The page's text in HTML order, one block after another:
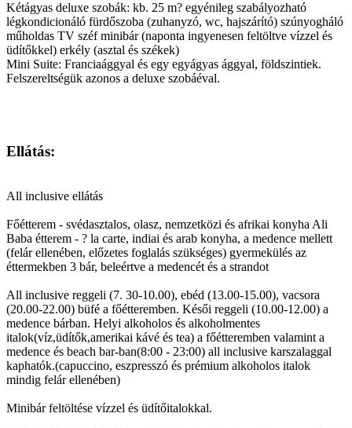
Kétágyas deluxe szobák: kb. 25 m? egyénileg szabályozható
légkondicionáló fürdőszoba (zuhanyzó, wc, hajszárító) szúnyogháló
műholdas TV széf minibár (naponta ingyenesen feltöltve vízzel és
üdítőkkel) erkély (asztal és székek)
Mini Suite: Franciaággyal és egy egyágyas ággyal, földszintiek.
Felszereltségük azonos a deluxe szobáéval.
Ellátás:
All inclusive ellátás
Főétterem - svédasztalos, olasz, nemzetközi és afrikai konyha Ali
Baba étterem - ? la carte, indiai és arab konyha, a medence mellett
(felár ellenében, előzetes foglalás szükséges) gyermekülés az
éttermekben 3 bár, beleértve a medencét és a strandot
All inclusive reggeli (7. 30-10.00), ebéd (13.00-15.00), vacsora
(20.00-22.00) büfé a főétteremben. Késői reggeli (10.00-12.00) a
medence bárban. Helyi alkoholos és alkoholmentes
italok(víz,üdítők,amerikai kávé és tea) a főétteremben valamint a
medence és beach bar-ban(8:00 - 23:00) all inclusive karszalaggal
kaphatók.(capuccino, eszpresszó és prémium alkoholos italok
mindig felár ellenében)
Minibár feltöltése vízzel és üdítőitalokkal.